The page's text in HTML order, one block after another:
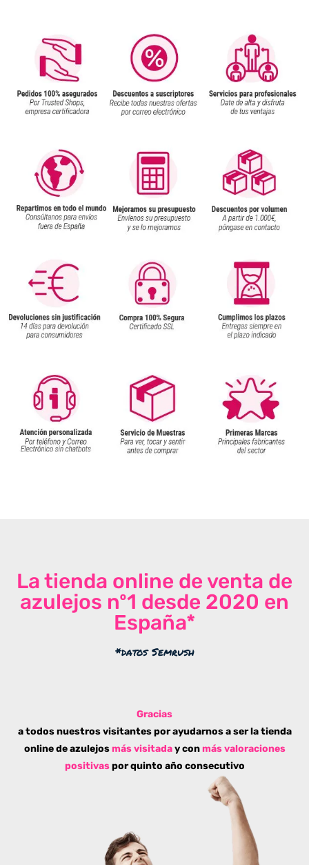
La tienda online de venta de
azulejos nº1 desde 2020 en
España*
*datos Semrush
Gracias
a todos nuestros visitantes por ayudarnos a ser la tienda
online de azulejos más visitaday conmás valoraciones
positivaspor quinto año consecutivo